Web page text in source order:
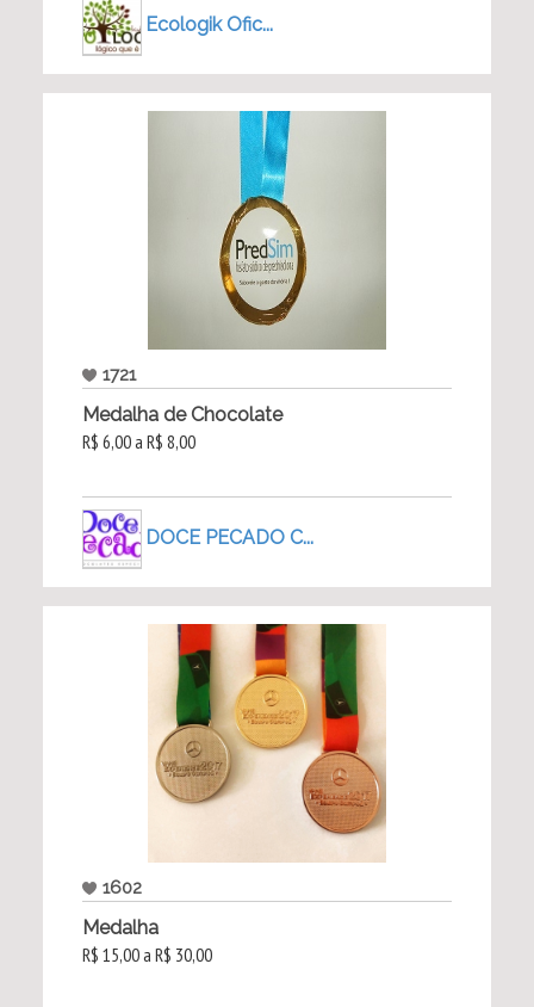
Ecologik Ofic...
1721
Medalha de Chocolate
R$ 6,00 a R$ 8,00
DOCE PECADO C...
1602
Medalha
R$ 15,00 a R$ 30,00